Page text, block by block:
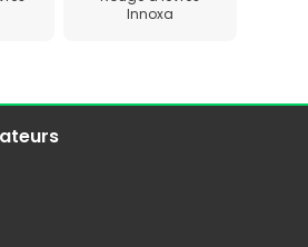
Innoxa